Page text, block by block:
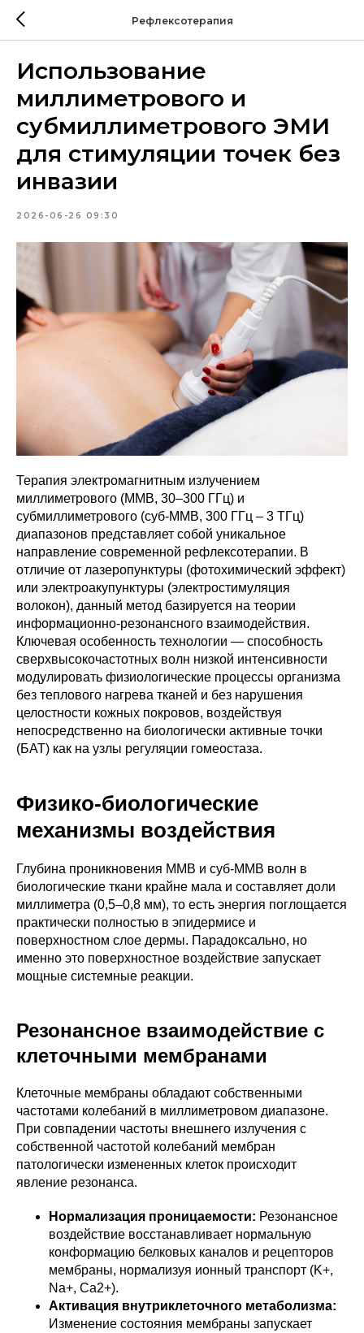
Рефлексотерапия
Использование
миллиметрового и
субмиллиметрового ЭМИ
для стимуляции точек без
инвазии
2026-06-26 09:30
Терапия электромагнитным излучением
миллиметрового (ММВ, 30–300 ГГц) и
субмиллиметрового (суб-ММВ, 300 ГГц – 3 ТГц)
диапазонов представляет собой уникальное
направление современной рефлексотерапии. В
отличие от лазеропунктуры (фотохимический эффект)
или электроакупунктуры (электростимуляция
волокон), данный метод базируется на теории
информационно-резонансного взаимодействия.
Ключевая особенность технологии — способность
сверхвысокочастотных волн низкой интенсивности
модулировать физиологические процессы организма
без теплового нагрева тканей и без нарушения
целостности кожных покровов, воздействуя
непосредственно на биологически активные точки
(БАТ) как на узлы регуляции гомеостаза.
Физико-биологические
механизмы воздействия
Глубина проникновения ММВ и суб-ММВ волн в
биологические ткани крайне мала и составляет доли
миллиметра (0,5–0,8 мм), то есть энергия поглощается
практически полностью в эпидермисе и
поверхностном слое дермы. Парадоксально, но
именно это поверхностное воздействие запускает
мощные системные реакции.
Резонансное взаимодействие с
клеточными мембранами
Клеточные мембраны обладают собственными
частотами колебаний в миллиметровом диапазоне.
При совпадении частоты внешнего излучения с
собственной частотой колебаний мембран
патологически измененных клеток происходит
явление резонанса.
Нормализация проницаемости: Резонансное
воздействие восстанавливает нормальную
конформацию белковых каналов и рецепторов
мембраны, нормализуя ионный транспорт (K+,
Na+, Ca2+).
Активация внутриклеточного метаболизма:
Изменение состояния мембраны запускает